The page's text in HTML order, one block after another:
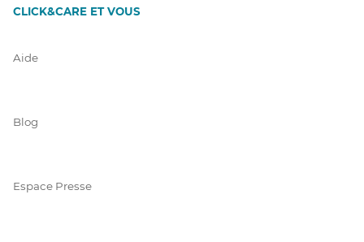
CLICK&CARE ET VOUS
Aide
Blog
Espace Presse